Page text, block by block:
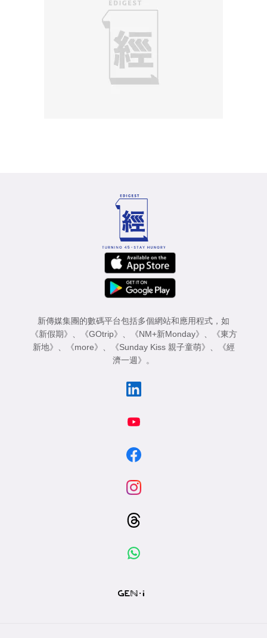
新傳媒集團的數碼平台包括多個網站和應用程式，如
《新假期》
《GOtrip》 《NM+新Monday》
《東方
新地》
《more》 《Sunday Kiss 親子童萌》
《經
濟一週》
。